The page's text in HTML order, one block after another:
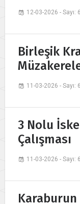
12-03-2026 - Sayı:
Birleşik
11-03-2026 - Sayı:
3 Nolu
Çalışması
11-03-2026 - Sayı:
Karaburun